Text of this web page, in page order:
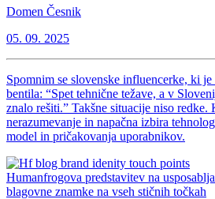
Domen Česnik
05. 09. 2025
Spomnim se slovenske influencerke, ki
bentila: “Spet tehnične težave, a v
znalo rešiti.” Takšne situacije niso redke.
nerazumevanje in napačna izbira
model in pričakovanja uporabnikov.
Humanfrogova predstavitev na
blagovne znamke na vseh stičnih točkah